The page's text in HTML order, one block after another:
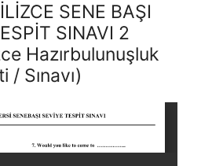
SENE BAŞI
SINAVI 2
Hazırbulunuşluk
/ Sınavı)